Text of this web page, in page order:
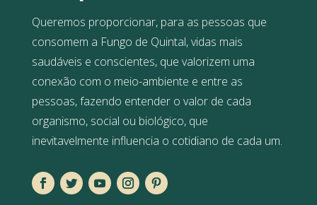
Queremos proporcionar, para as pessoas que
consomem a Fungo de Quintal, vidas mais
saudáveis e conscientes, que valorizem uma
conexão com o meio-ambiente e entre as
pessoas, fazendo entender o valor de cada
organismo, social ou biológico, que
inevitavelmente influencia o cotidiano de cada um.